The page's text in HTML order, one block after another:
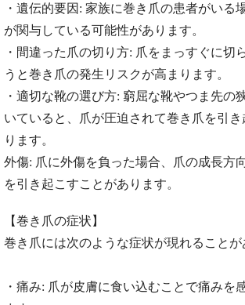
・遺伝的要因: 家族に巻き爪の患者がいる
が関与している可能性があります。
・間違った爪の切り方: 爪をまっすぐに切
うと巻き爪の発生リスクが高まります。
・適切な靴の選び方: 窮屈な靴やつま先の
いていると、爪が圧迫されて巻き爪を引
ります。
外傷: 爪に外傷を負った場合、爪の成長方
を引き起こすことがあります。
【巻き爪の症状】
巻き爪には次のような症状が現れることが
・痛み: 爪が皮膚に食い込むことで痛みを